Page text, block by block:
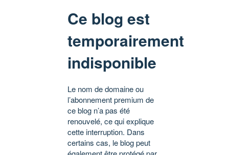
Ce blog est
temporairement
indisponible
Le nom de domaine ou
l’abonnement premium de
ce blog n’a pas été
renouvelé, ce qui explique
cette interruption. Dans
certains cas, le blog peut